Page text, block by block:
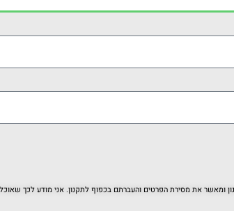
את מסירת הפרטים והעברתם בכפוף לתקנון. אני מודע לכך